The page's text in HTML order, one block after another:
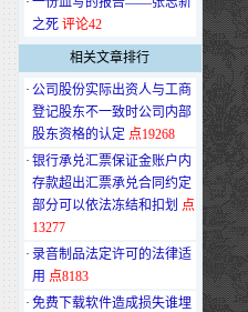
之死 评论42
相关文章排行
· 公司股份实际出资人与工商
登记股东不一致时公司内部
股东资格的认定 点19268
· 银行承兑汇票保证金账户内
存款超出汇票承兑合同约定
部分可以依法冻结和扣划 点
13277
· 录音制品法定许可的法律适
用 点8183
· 免费下载软件造成损失谁埋